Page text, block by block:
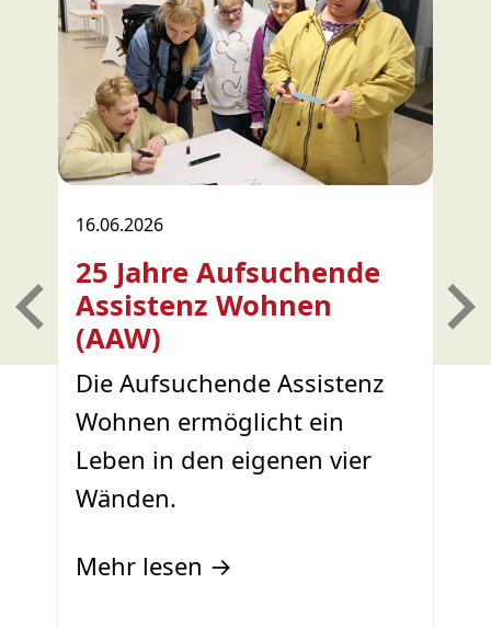
16.06.2026
25 Jahre Aufsuchende
Assistenz Wohnen
(AAW)
Die Aufsuchende Assistenz
Wohnen ermöglicht ein
Leben in den eigenen vier
Wänden.
Mehr lesen →